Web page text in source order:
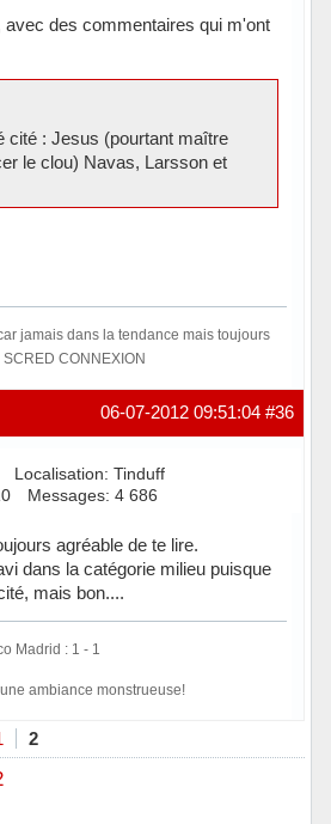
avec des commentaires qui m'ont
cité : Jesus (pourtant maître
le clou) Navas, Larsson et
jamais dans la tendance mais toujours
CONNEXION
#36
06-07-2012 09:51:04
Localisation: Tinduff
Messages: 4 686
agréable de te lire.
dans la catégorie milieu puisque
mais bon....
Madrid : 1 - 1
ambiance monstrueuse!
2